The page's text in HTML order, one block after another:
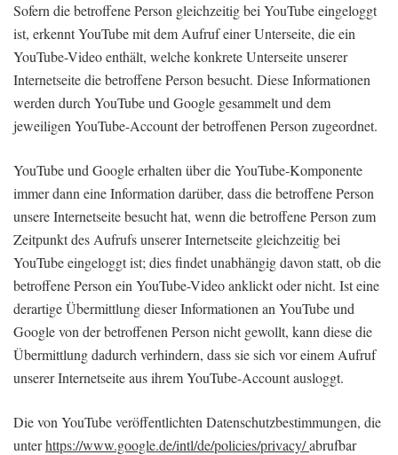
Sofern die betroffene Person gleichzeitig bei YouTube eingeloggt
ist, erkennt YouTube mit dem Aufruf einer Unterseite, die ein
YouTube-Video enthält, welche konkrete Unterseite unserer
Internetseite die betroffene Person besucht. Diese Informationen
werden durch YouTube und Google gesammelt und dem
jeweiligen YouTube-Account der betroffenen Person zugeordnet.
YouTube und Google erhalten über die YouTube-Komponente
immer dann eine Information darüber, dass die betroffene Person
unsere Internetseite besucht hat, wenn die betroffene Person zum
Zeitpunkt des Aufrufs unserer Internetseite gleichzeitig bei
YouTube eingeloggt ist; dies findet unabhängig davon statt, ob die
betroffene Person ein YouTube-Video anklickt oder nicht. Ist eine
derartige Übermittlung dieser Informationen an YouTube und
Google von der betroffenen Person nicht gewollt, kann diese die
Übermittlung dadurch verhindern, dass sie sich vor einem Aufruf
unserer Internetseite aus ihrem YouTube-Account ausloggt.
Die von YouTube veröffentlichten Datenschutzbestimmungen, die
unterhttps://www.google.de/intl/de/policies/privacy/abrufbar